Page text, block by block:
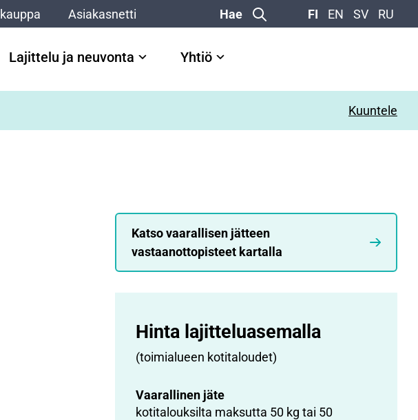
Asiakasnetti Hae FI EN SV RU
Lajittelu ja neuvonta Yhtiö
Kuuntele
Katso vaarallisen jätteen
vastaanottopisteet kartalla
Hinta lajittelu­asemalla
(toimialueen kotitaloudet)
Vaarallinen jäte
kotitalouksilta maksutta 50 kg tai 50